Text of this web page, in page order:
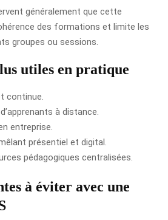
généralement que cette
des formations et limite les
groupes ou sessions.
utiles en pratique
continue.
à distance.
entreprise.
présentiel et digital.
pédagogiques centralisées.
à éviter avec une